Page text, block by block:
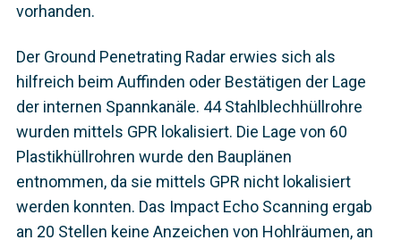
vorhanden.
Der Ground Penetrating Radar erwies sich als
hilfreich beim Auffinden oder Bestätigen der Lage
der internen Spannkanäle. 44 Stahlblechhüllrohre
wurden mittels GPR lokalisiert. Die Lage von 60
Plastikhüllrohren wurde den Bauplänen
entnommen, da sie mittels GPR nicht lokalisiert
werden konnten. Das Impact Echo Scanning ergab
an 20 Stellen keine Anzeichen von Hohlräumen, an